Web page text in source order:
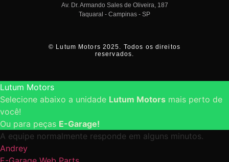
Av. Dr. Armando Sales de Oliveira, 187
Taquaral - Campinas - SP
© Lutum Motors 2025. Todos os direitos
reservados.
Lutum Motors
Selecione abaixo a unidade Lutum Motors mais perto de
você!
Ou para peças E-Garage!
A equipe normalmente responde em alguns minutos.
Andrey